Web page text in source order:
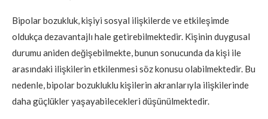
Bipolar bozukluk, kişiyi sosyal ilişkilerde ve etkileşimde
oldukça dezavantajlı hale getirebilmektedir. Kişinin duygusal
durumu aniden değişebilmekte, bunun sonucunda da kişi ile
arasındaki ilişkilerin etkilenmesi söz konusu olabilmektedir. Bu
nedenle, bipolar bozukluklu kişilerin akranlarıyla ilişkilerinde
daha güçlükler yaşayabilecekleri düşünülmektedir.